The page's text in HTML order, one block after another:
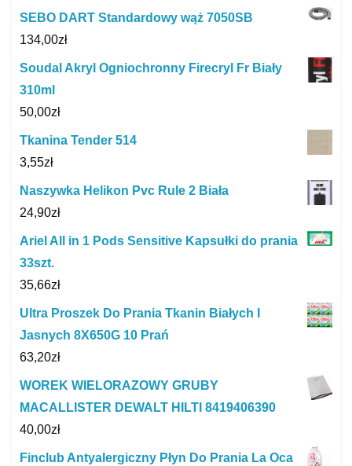
SEBO DART Standardowy wąż 7050SB
134,00zł
Soudal Akryl Ogniochronny Firecryl Fr Biały
310ml
50,00zł
Tkanina Tender 514
3,55zł
Naszywka Helikon Pvc Rule 2 Biała
24,90zł
Ariel All in 1 Pods Sensitive Kapsułki do prania
33szt.
35,66zł
Ultra Proszek Do Prania Tkanin Białych I
Jasnych 8X650G 10 Prań
63,20zł
WOREK WIELORAZOWY GRUBY
MACALLISTER DEWALT HILTI 8419406390
40,00zł
Finclub Antyalergiczny Płyn Do Prania La Oca